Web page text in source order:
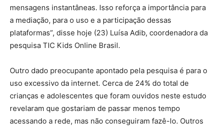
mensagens instantâneas. Isso reforça a importância para
a mediação, para o uso e a participação dessas
plataformas”, disse hoje (23) Luísa Adib, coordenadora da
pesquisa TIC Kids Online Brasil.
Outro dado preocupante apontado pela pesquisa é para o
uso excessivo da internet. Cerca de 24% do total de
crianças e adolescentes que foram ouvidos neste estudo
revelaram que gostariam de passar menos tempo
acessando a rede, mas não conseguiram fazê-lo. Outros